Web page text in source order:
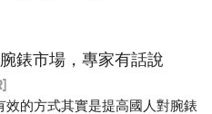
錶市場，專家有話說
效的方式其實是提高國人對腕錶